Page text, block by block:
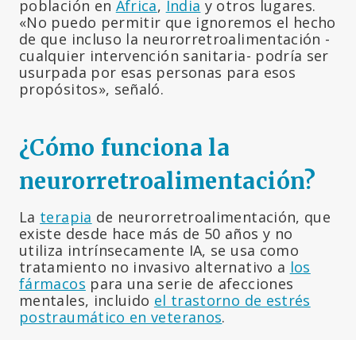
población en África, India y otros lugares.
«No puedo permitir que ignoremos el hecho
de que incluso la neurorretroalimentación -
cualquier intervención sanitaria- podría ser
usurpada por esas personas para esos
propósitos», señaló.
¿Cómo funciona la
neurorretroalimentación?
La terapia de neurorretroalimentación, que
existe desde hace más de 50 años y no
utiliza intrínsecamente IA, se usa como
tratamiento no invasivo alternativo a los
fármacos para una serie de afecciones
mentales, incluido el trastorno de estrés
postraumático en veteranos.